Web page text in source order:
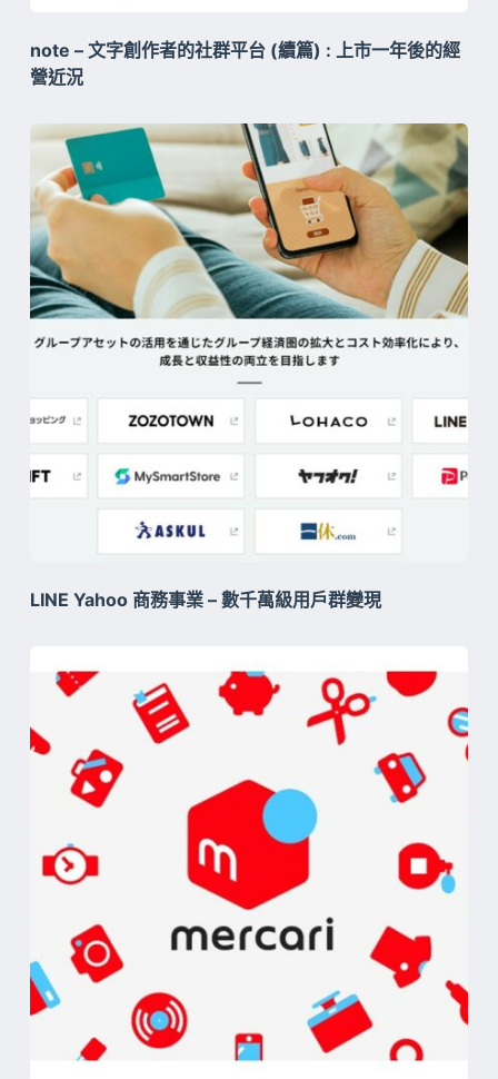
note – 文字創作者的社群平台 (續篇) : 上市一年後的經
營近況
LINE Yahoo 商務事業 – 數千萬級用戶群變現